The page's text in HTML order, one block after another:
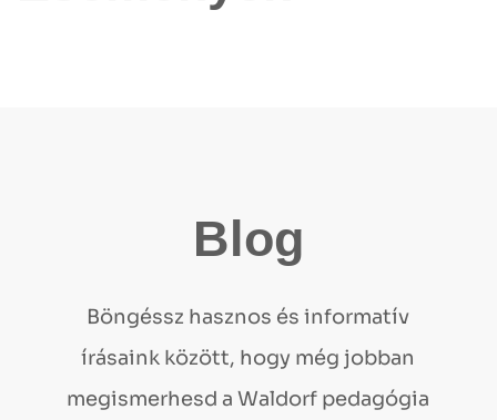
Blog
Böngéssz hasznos és informatív
írásaink között, hogy még jobban
megismerhesd a Waldorf pedagógia